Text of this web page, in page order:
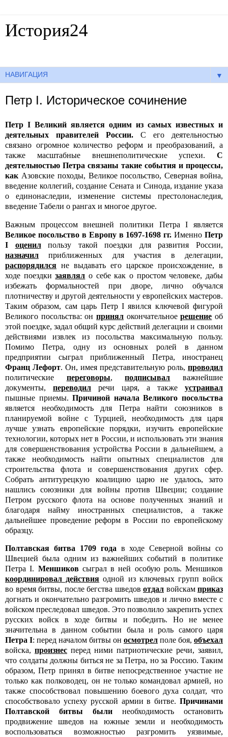
История24
▼
Петр I. Историческое сочинение
Петр I Великий является одним из самых известных и
деятельных правителей России. С его деятельностью
связано огромное количество реформ и преобразований, а
также масштабные внешнеполитические успехи. С
деятельностью Петра связаны такие события и процессы,
как Азовские походы, Великое посольство, Северная война,
введение коллегий, создание Сената и Синода, издание указа
о единонаследии, изменение системы престолонаследия,
введение Табели о рангах и многое другое.
Важным процессом внешней политики Петра I является
Великое посольство в Европу в 1697-1698 гг.Именно Петр
I
оценилпользу такой поездки для развития России,
назначил приближенных для участия в делегации,
распорядился не выдавать его царское происхождение, в
ходе поездкизаявлял о себе как о простом человеке, дабы
избежать формальностей при дворе, лично обучался
плотничеству и другой деятельности у европейских мастеров.
Таким образом, сам царь Петр I явился ключевой фигурой
Великого посольства: он принял окончательноерешение об
этой поездке, задал общий курс действий делегации и своими
действиями извлек из посольства максимальную пользу.
Помимо Петра, одну из основных ролей в данном
предприятии сыграл приближенный Петра, иностранец
Франц Лефорт. Он, имея представительную роль, проводил
политические переговоры,подписывал важнейшие
документы, переводил речи царя, а также устраивал
пышные приемы.Причиной начала Великого посольства
является необходимость для Петра найти союзников в
планируемой войне с Турцией, необходимость для царя
лучше узнать европейские порядки, изучить европейские
технологии, которых нет в России, и использовать эти знания
для совершенствования устройства России в дальнейшем, а
также необходимость найти опытных специалистов для
строительства флота и совершенствования других сфер.
Собрать антитурецкую коалицию царю не удалось, зато
нашлись союзники для войны против Швеции; создание
Петром русского флота на основе полученных знаний и
благодаря найму иностранных специалистов, а также
дальнейшее проведение реформ в России по европейскому
образцу.
Полтавская битва 1709 года в ходе Северной войны со
Швецией была одним из важнейших событий в политике
Петра I. Меншиковсыграл в ней особую роль. Меншиков
координировал действия одной из ключевых групп войск
во время битвы, после бегства шведов отдал войскам приказ
догнать и окончательно разгромить шведов и лично вместе с
войском преследовал шведов. Это позволило закрепить успех
русских войск в ходе битвы и победить. Но не менее
значительна в данном событии была и роль самого царя
Петра I: перед началом битвы он осмотрел поле боя, объехал
войска, произнес перед ними патриотические речи, заявил,
что солдаты должны биться не за Петра, но за Россию. Таким
образом, Петр принял в битве непосредственное участие не
только как полководец, он не только командовал армией, но
также способствовал повышению боевого духа солдат, что
способствовало успеху русской армии в битве. Причинами
Полтавской битвы были необходимость остановить
продвижение шведов на южные земли и необходимость
воспользоваться возможностью разгромить уязвимые,